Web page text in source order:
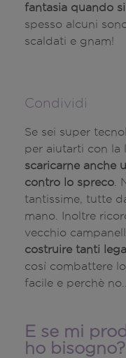
fantasia quando
spesso alcuni
scaldati e gnam!
Condividi
Se sei super
per aiutarti con la
scaricarne anche
contro lo spreco.
tantissime, tutte
mano. Inoltre
vecchio
costruire tanti
così combattere
facile e perchè
E se mi
ho bisogno?